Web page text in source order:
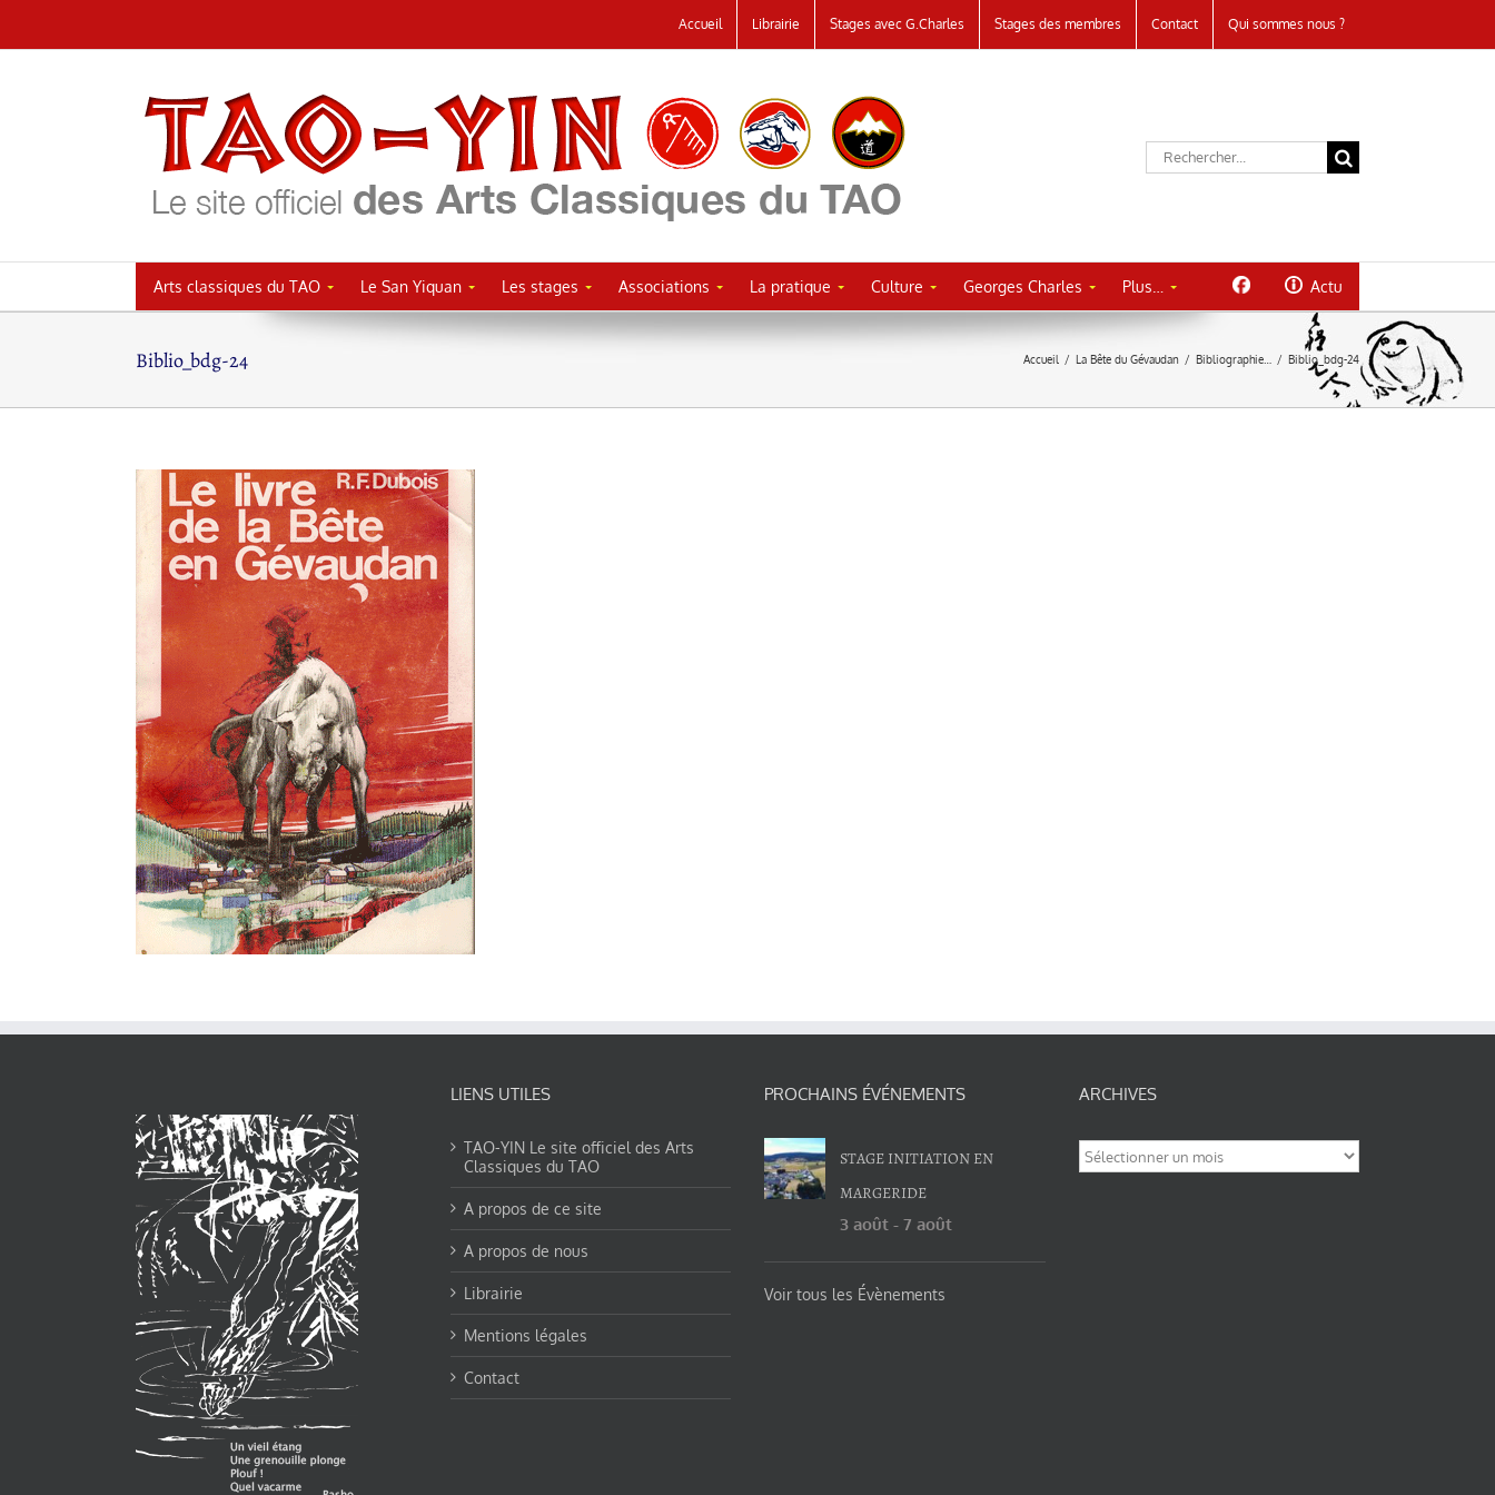
au
Accueil Librairie Stages avec G.Charles Stages des membres Contact Qui sommes nous ?
Rechercher:
Arts classiques du TAO Le San Yiquan Les stages Associations La pratique Culture Georges Charles Plus… Actu
Biblio_bdg-24 Accueil / La Bête du Gévaudan / Bibliographie… / Biblio_bdg-24
LIENS UTILES
TAO-YIN Le site officiel des Arts
Classiques du TAO
A propos de ce site
A propos de nous
Librairie
Mentions légales
Contact
PROCHAINS ÉVÉNEMENTS
STAGE INITIATION EN
MARGERIDE
3 août -7 août
Voir tous les Évènements
ARCHIVES
Archives